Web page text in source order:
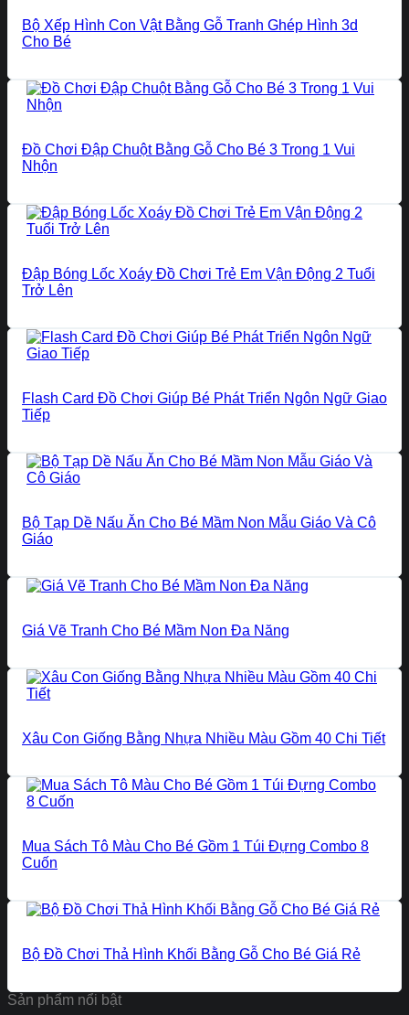
Bộ Xếp Hình Con Vật Bằng Gỗ Tranh Ghép Hình 3d
Cho Bé
Đồ Chơi Đập Chuột Bằng Gỗ Cho Bé 3 Trong 1 Vui
Nhộn
Đập Bóng Lốc Xoáy Đồ Chơi Trẻ Em Vận Động 2 Tuổi
Trở Lên
Flash Card Đồ Chơi Giúp Bé Phát Triển Ngôn Ngữ Giao
Tiếp
Bộ Tạp Dề Nấu Ăn Cho Bé Mầm Non Mẫu Giáo Và Cô
Giáo
Giá Vẽ Tranh Cho Bé Mầm Non Đa Năng
Xâu Con Giống Bằng Nhựa Nhiều Màu Gồm 40 Chi Tiết
Mua Sách Tô Màu Cho Bé Gồm 1 Túi Đựng Combo 8
Cuốn
Bộ Đồ Chơi Thả Hình Khối Bằng Gỗ Cho Bé Giá Rẻ
Sản phẩm nổi bật